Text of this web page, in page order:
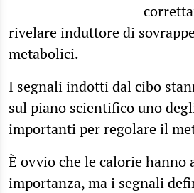
rivelare induttore di
metabolici.
I segnali indotti dal cibo
sul piano scientifico uno
importanti per regolare il
È ovvio che le calorie hanno
importanza, ma i segnali